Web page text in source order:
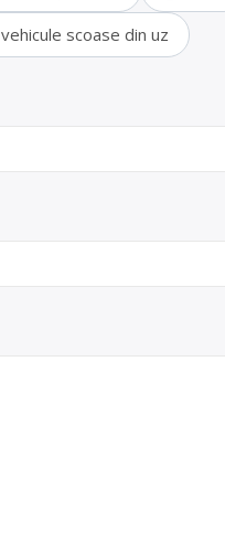
vehicule scoase din uz